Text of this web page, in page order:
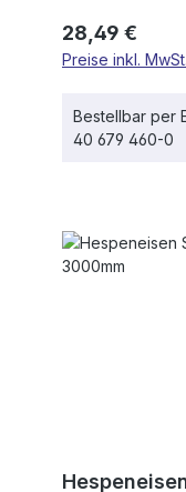
Regulärer
28,49 €
Preise inkl.
Bestellbar per
40 679 460-0